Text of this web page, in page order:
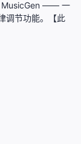
MusicGen —— 一
调节功能。【此